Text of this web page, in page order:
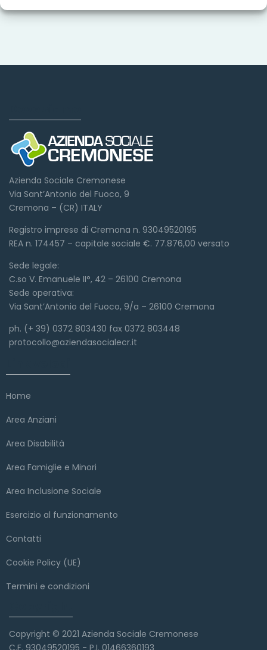
Azienda Sociale Cremonese
Via Sant’Antonio del Fuoco, 9
Cremona – (CR) ITALY
Registro imprese di Cremona n. 93049520195
REA n. 174457 – capitale sociale €. 77.876,00 versato
Sede legale:
C.so V. Emanuele II°, 42 – 26100 Cremona
Sede operativa:
Via Sant’Antonio del Fuoco, 9/a – 26100 Cremona
ph. (+ 39) 0372 803430 fax 0372 803448
protocollo@aziendasocialecr.it
Home
Area Anziani
Area Disabilità
Area Famiglie e Minori
Area Inclusione Sociale
Esercizio al funzionamento
Contatti
Cookie Policy (UE)
Termini e condizioni
Copyright © 2021 Azienda Sociale Cremonese
C.F. 93049520195 - P.I. 01466360193